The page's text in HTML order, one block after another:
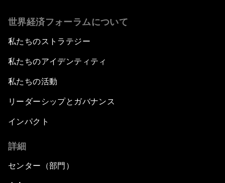
世界経済フォーラムについて
私たちのストラテジー
私たちのアイデンティティ
私たちの活動
リーダーシップとガバナンス
インパクト
詳細
センター（部門）